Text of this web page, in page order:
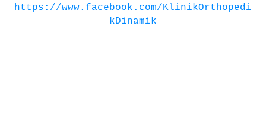
https://www.facebook.com/KlinikOrthopedi
kDinamik